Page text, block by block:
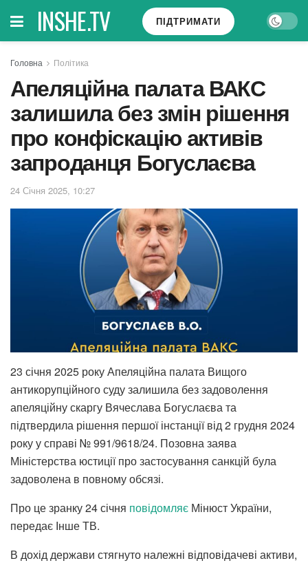
INSHE.TV ПІДТРИМАТИ
Головна Політика
Апеляційна палата ВАКС
залишила без змін рішення
про конфіскацію активів
запроданця Богуслаєва
24 Січня 2025, 10:27
23 січня 2025 року Апеляційна палата Вищого
антикорупційного суду залишила без задоволення
апеляційну скаргу Вячеслава Богуслаєва та
підтвердила рішення першої інстанції від 2 грудня 2024
року у справі № 991/9618/24. Позовна заява
Міністерства юстиції про застосування санкцій була
задоволена в повному обсязі.
Про це зранку 24 січня повідомляє Мінюст України,
передає Інше ТВ.
В дохід держави стягнуто належні відповідачеві активи,